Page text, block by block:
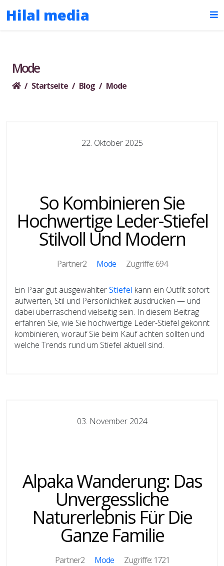
Hilal media
Mode
Startseite Blog Mode
22. Oktober 2025
So Kombinieren Sie
Hochwertige Leder-Stiefel
Stilvoll Und Modern
Partner2 Mode Zugriffe: 694
Ein Paar gut ausgewählterStiefel kann ein Outfit sofort
aufwerten, Stil und Persönlichkeit ausdrücken — und
dabei überraschend vielseitig sein. In diesem Beitrag
erfahren Sie, wie Sie hochwertige Leder-Stiefel gekonnt
kombinieren, worauf Sie beim Kauf achten sollten und
welche Trends rund um Stiefel aktuell sind.
03. November 2024
Alpaka Wanderung: Das
Unvergessliche
Naturerlebnis Für Die
Ganze Familie
Partner2 Mode Zugriffe: 1721